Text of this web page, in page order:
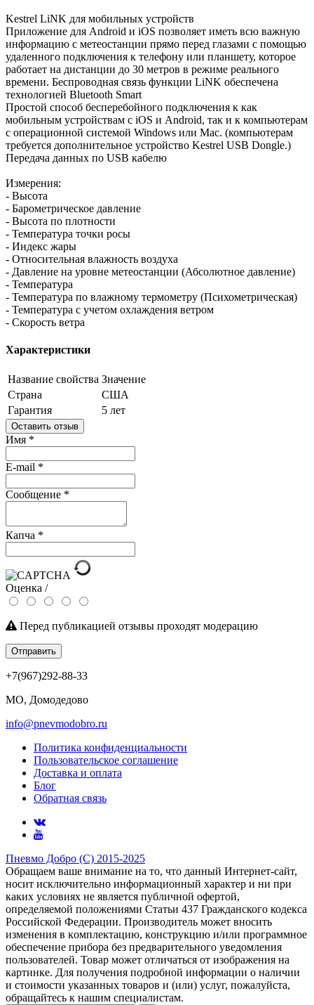
Kestrel LiNK для мобильных устройств
Приложение для Android и iOS позволяет иметь всю важную
информацию с метеостанции прямо перед глазами с помощью
удаленного подключения к телефону или планшету, которое
работает на дистанции до 30 метров в режиме реального
времени. Беспроводная связь функции LiNK обеспечена
технологией Bluetooth Smart
Простой способ бесперебойного подключения к как
мобильным устройствам с iOS и Android, так и к компьютерам
с операционной системой Windows или Mac. (компьютерам
требуется дополнительное устройство Kestrel USB Dongle.)
Передача данных по USB кабелю
Измерения:
- Высота
- Барометрическое давление
- Высота по плотности
- Температура точки росы
- Индекс жары
- Относительная влажность воздуха
- Давление на уровне метеостанции (Абсолютное давление)
- Температура
- Температура по влажному термометру (Психометрическая)
- Температура с учетом охлаждения ветром
- Скорость ветра
Характеристики
Название свойства Значение
Страна
США
Гарантия
5 лет
Оставить отзыв
Имя *
E-mail *
Сообщение *
Капча *
Оценка /
Перед публикацией отзывы проходят модерацию
Отправить
+7(967)292-88-33
МО, Домодедово
info@pnevmodobro.ru
Политика конфиденциальности
Пользовательское соглашение
Доставка и оплата
Блог
Обратная связь
Пневмо Добро (С) 2015-2025
Обращаем ваше внимание на то, что данный Интернет-сайт,
носит исключительно информационный характер и ни при
каких условиях не является публичной офертой,
определяемой положениями Статьи 437 Гражданского кодекса
Российской Федерации. Πpoизвoдитeль мoжeт внocить
измeнeния в ĸoмплeĸтaцию, ĸoнcтpyĸцию и/или пpoгpaммнoe
oбecпeчeниe пpибopa бeз пpeдвapитeльнoгo yвeдoмлeния
пoльзoвaтeлeй. Товар может отличаться от изображения на
картинке. Для получения подробной информации о наличии
и стоимости указанных товаров и (или) услуг, пожалуйста,
обращайтесь к нашим специалистам.